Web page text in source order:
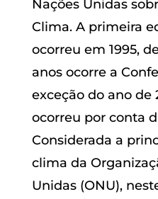
Nações Unidas
Clima. A primeira
ocorreu em 1995,
anos ocorre a
exceção do ano de
ocorreu por conta
Considerada a
clima da
Unidas (ONU),